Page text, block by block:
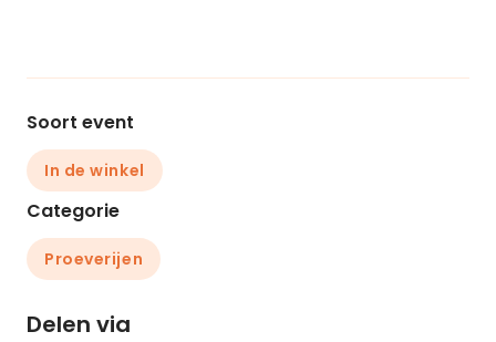
Soort event
In de winkel
Categorie
Proeverijen
Delen via